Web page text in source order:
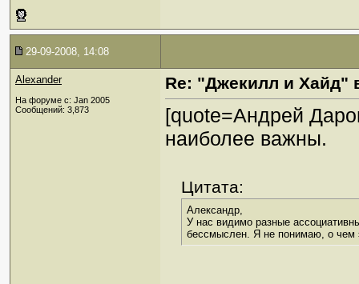
29-09-2008, 14:08
Alexander
На форуме с: Jan 2005
Сообщений: 3,873
Re: "Джекилл и Хайд"
[quote=Андрей
наиболее важны.
Цитата:
Александр,
У нас видимо разные
бессмыслен. Я не понимаю, о чем